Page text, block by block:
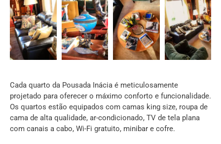
Cada quarto da Pousada Inácia é meticulosamente
projetado para oferecer o máximo conforto e funcionalidade.
Os quartos estão equipados com camas king size, roupa de
cama de alta qualidade, ar-condicionado, TV de tela plana
com canais a cabo, Wi-Fi gratuito, minibar e cofre.